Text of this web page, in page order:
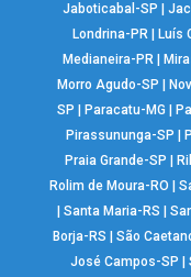
Jaboticabal-SP
Londrina-PR| Luís
Medianeira-PR
Morro Agudo-SP
SP
Paracatu-MG
Pirassununga-SP
Praia Grande-SP
Rolim de Moura-RO
|Santa Maria-RS |
Borja-RS
|São
José Campos-SP
|